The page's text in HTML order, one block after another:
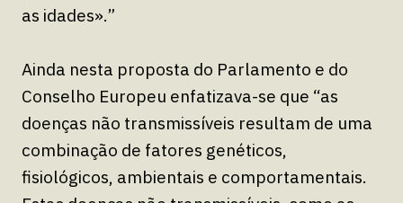
as idades».”
Ainda nesta proposta do Parlamento e do
Conselho Europeu enfatizava-se que “as
doenças não transmissíveis resultam de uma
combinação de fatores genéticos,
fisiológicos, ambientais e comportamentais.